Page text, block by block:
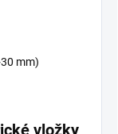
mm)
vložky